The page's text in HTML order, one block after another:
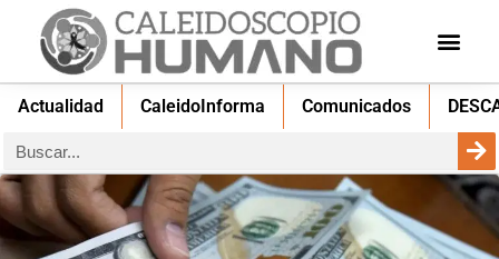
Actualidad CaleidoInforma Comunicados